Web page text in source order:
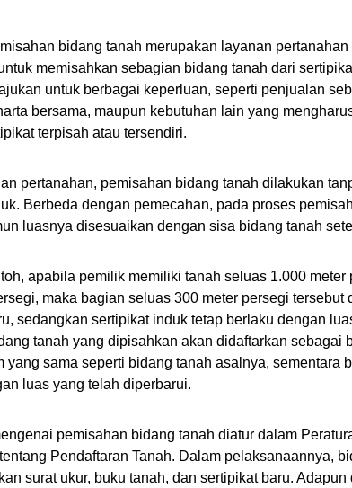
bidang tanah merupakan layanan
memisahkan sebagian bidang tanah dari
untuk berbagai keperluan, seperti penjualan
bersama, maupun kebutuhan lain yang
terpisah atau tersendiri.
pertanahan, pemisahan bidang tanah dilakukan
Berbeda dengan pemecahan, pada proses
luasnya disesuaikan dengan sisa bidang tanah
apabila pemilik memiliki tanah seluas 1.000 meter
maka bagian seluas 300 meter persegi tersebut
sedangkan sertipikat induk tetap berlaku dengan
tanah yang dipisahkan akan didaftarkan sebagai
yang sama seperti bidang tanah asalnya, sementara
luas yang telah diperbarui.
pemisahan bidang tanah diatur dalam
Pendaftaran Tanah. Dalam pelaksanaannya,
surat ukur, buku tanah, dan sertipikat baru.